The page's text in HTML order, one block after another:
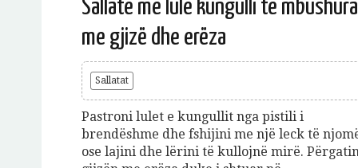
Sallatë me lule kungulli të mbushura
me gjizë dhe erëza
Sallatat
Pastroni lulet e kungullit nga pistili i
brendëshme dhe fshijini me një leck të
ose lajini dhe lërini të kullojnë mirë.